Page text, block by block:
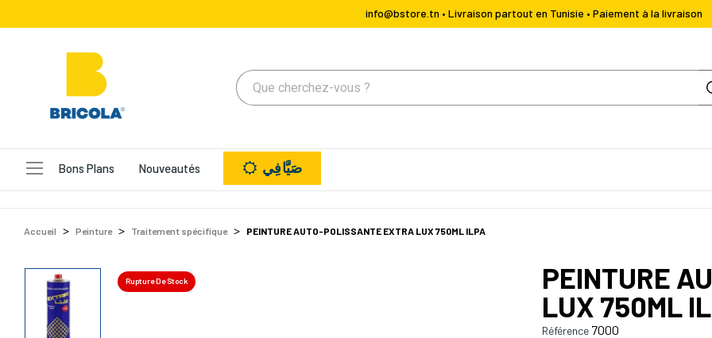
info@bstore.tn • Livraison partout en Tunisie • Paiement à la livraison
Bons Plans Nouveautés صَيَّافِي
Accueil Peinture Traitement spécifique PEINTURE AUTO-POLISSANTE EXTRA LUX 750ML ILPA
Rupture De Stock
PEINTURE
LUX 750ML
Référence 7000